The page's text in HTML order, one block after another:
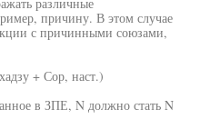
причину. В этом случае
с причинными союзами,
+ Сор, наст.)
в ЗПЕ, N должно стать N